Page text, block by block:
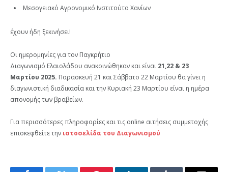
Μεσογειακό Αγρονομικό Ινστιτούτο Χανίων
έχουν ήδη ξεκινήσει!
Οι ημερομηνίες για τον Παγκρήτιο
Διαγωνισμό Ελαιολάδου ανακοινώθηκαν και είναι 21,22 & 23
Μαρτίου 2025. Παρασκευή 21 και Σάββατο 22 Μαρτίου θα γίνει η
διαγωνιστική διαδικασία και την Κυριακή 23 Μαρτίου είναι η ημέρα
απονομής των βραβείων.
Για περισσότερες πληροφορίες και τις online αιτήσεις συμμετοχής
επισκεφθείτε την ιστοσελίδα του Διαγωνισμού